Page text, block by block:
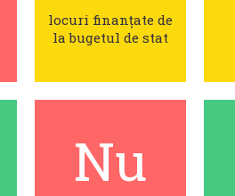
locuri finanțate de
la bugetul de stat
Nu